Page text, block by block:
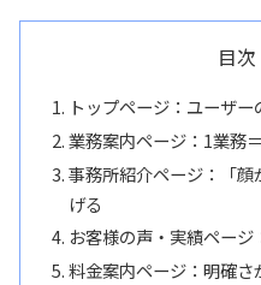
目次
トップページ：ユーザ
業務案内ページ：1業務
事務所紹介ページ：「
げる
お客様の声・実績ペー
料金案内ページ：明確